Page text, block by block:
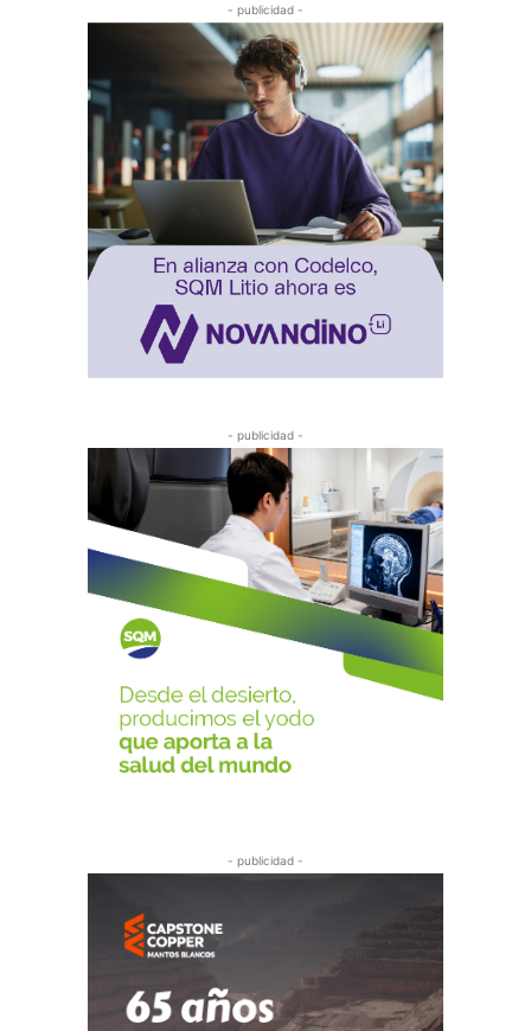
- publicidad -
- publicidad -
- publicidad -